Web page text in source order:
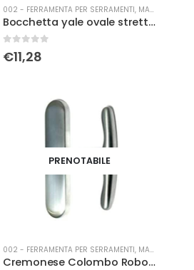
002 - FERRAMENTA PER SERRAMENTI, MANIGLIERIA
Bocchetta yale ovale stretta cd73 TITAN
Su 5
€11,28
PRENOTABILE
002 - FERRAMENTA PER SERRAMENTI, MANIGLIERIA
Cremonese Colombo Robot c/bu cromo sat.